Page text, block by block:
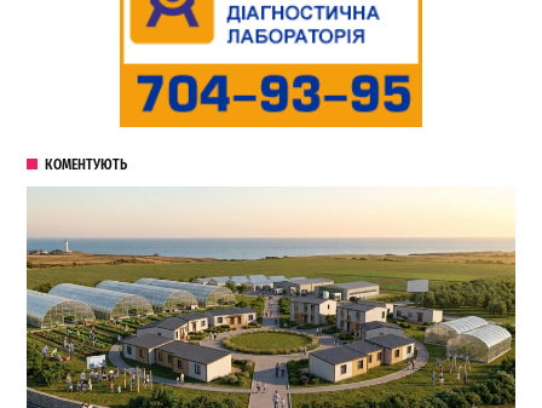
КОМЕНТУЮТЬ